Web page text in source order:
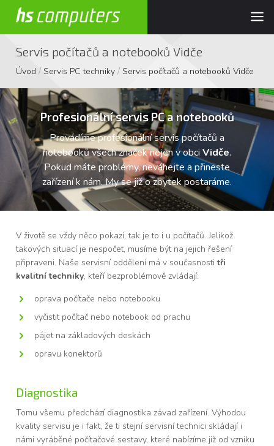
Servis počítačů a notebooků Vidče
Úvod /Servis PC techniky /Servis počítačů a notebooků Vidče
Profesionální servis PC a notebooků
Provádíme profesionální servis počítačů a
notebooků všech značek nejen v obci Vidče.
Pokud máte problémy, neváhejte a přineste
zařízení k nám. My se již o zbytek postaráme.
V životě se vždy něco pokazí, tak je to i u počítačů. Jelikož
takových situací je nespočet, musíme být na jejich řešení
připraveni. Naše servisní oddělení má v současnostitři
kvalitní techniky, kteří bezproblémově zvládají:
oprava počítače nebo notebooku
vyčistit počítač nebo notebook od prachu
pájet na základových deskách
opravu konektorů
Diagnostika
Tomu všemu předchází diagnostika závad zařízení. Výhodou
kvality servisu je i fakt, že ti stejní servisní technici skládají i
námi vyráběné počítačové sestavy, které nabízíme již od vzniku